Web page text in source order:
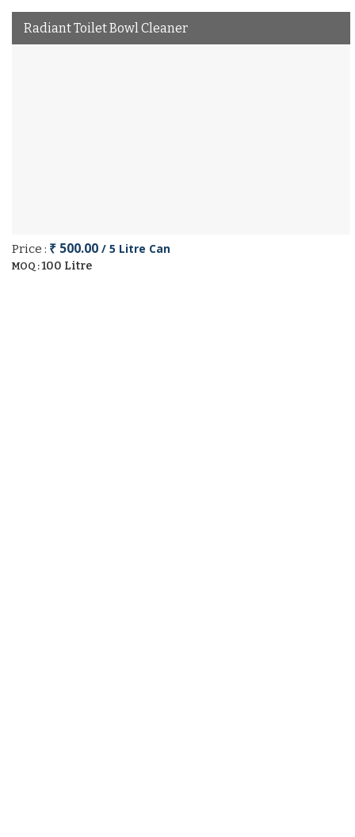
Radiant Toilet Bowl Cleaner
Price : ₹ 500.00 / 5 Litre Can
MOQ :100 Litre